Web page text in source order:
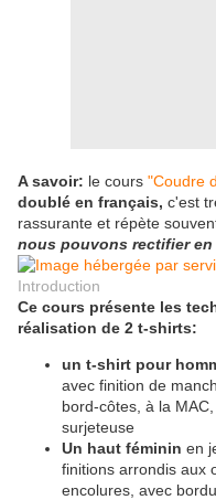
A savoir: le cours "Coudre
doublé en français, c'est
rassurante et répète
nous pouvons rectifier
Introduction
Ce cours présente les
réalisation de 2 t-shirts:
un t-shirt pour
avec finition de
bord-côtes, à la
surjeteuse
Un haut féminin en
finitions arrondis aux
encolures, avec